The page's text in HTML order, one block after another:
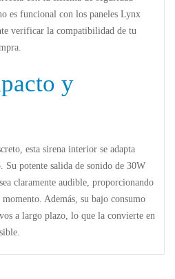
es funcional con los paneles Lynx
verificar la compatibilidad de tu
y
esta sirena interior se adapta
Su potente salida de sonido de 30W
claramente audible, proporcionando
Además, su bajo consumo
a largo plazo, lo que la convierte en